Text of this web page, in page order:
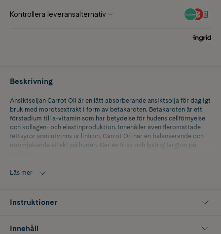
Beskrivning
Ansiktsoljan Carrot Oil är en lätt absorberande ansiktsolja för dagligt
bruk med morotsextrakt i form av betakaroten. Betakaroten är ett
förstadium till a-vitamin som har betydelse för hudens cellförnyelse
och kollagen- och elastinproduktion. Innehåller även fleromättade
fettsyror som utvinns ur linfrön. Carrot Oil har en balanserande och
uppmjukande effekt på huden. Ger en frisk och lystrig färgton på
Läs mer
Instruktioner
Innehåll